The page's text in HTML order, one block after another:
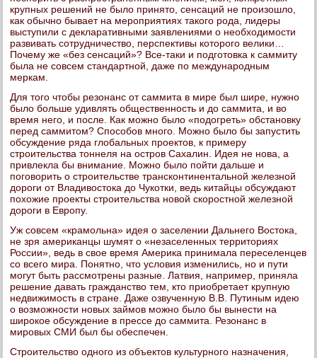
крупных решений не было принято, сенсаций не произошло,
как обычно бывает на мероприятиях такого рода, лидеры
выступили с декларативными заявлениями о необходимости
развивать сотрудничество, перспективы которого велики…
Почему же «без сенсаций»? Все-таки и подготовка к саммиту
была не совсем стандартной, даже по международным
меркам.
Для того чтобы резонанс от саммита в мире был шире, нужно
было больше удивлять общественность и до саммита, и во
время него, и после. Как можно было «подогреть» обстановку
перед саммитом? Способов много. Можно было бы запустить
обсуждение ряда глобальных проектов, к примеру
строительства тоннеля на остров Сахалин. Идея не нова, а
привлекла бы внимание. Можно было пойти дальше и
поговорить о строительстве трансконтинентальной железной
дороги от Владивостока до Чукотки, ведь китайцы обсуждают
похожие проекты строительства новой скоростной железной
дороги в Европу.
Уж совсем «крамольна» идея о заселении Дальнего Востока,
не зря американцы шумят о «незаселенных территориях
России», ведь в свое время Америка принимала переселенцев
со всего мира. Понятно, что условия изменились, но и пути
могут быть рассмотрены разные. Латвия, например, приняла
решение давать гражданство тем, кто приобретает крупную
недвижимость в стране. Даже озвученную В.В. Путиным идею
о возможности новых займов можно было бы вынести на
широкое обсуждение в прессе до саммита. Резонанс в
мировых СМИ был бы обеспечен.
Строительство одного из объектов культурного назначения,